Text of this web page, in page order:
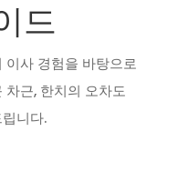
드
사 경험을 바탕으로
근, 한치의 오차도
니다.